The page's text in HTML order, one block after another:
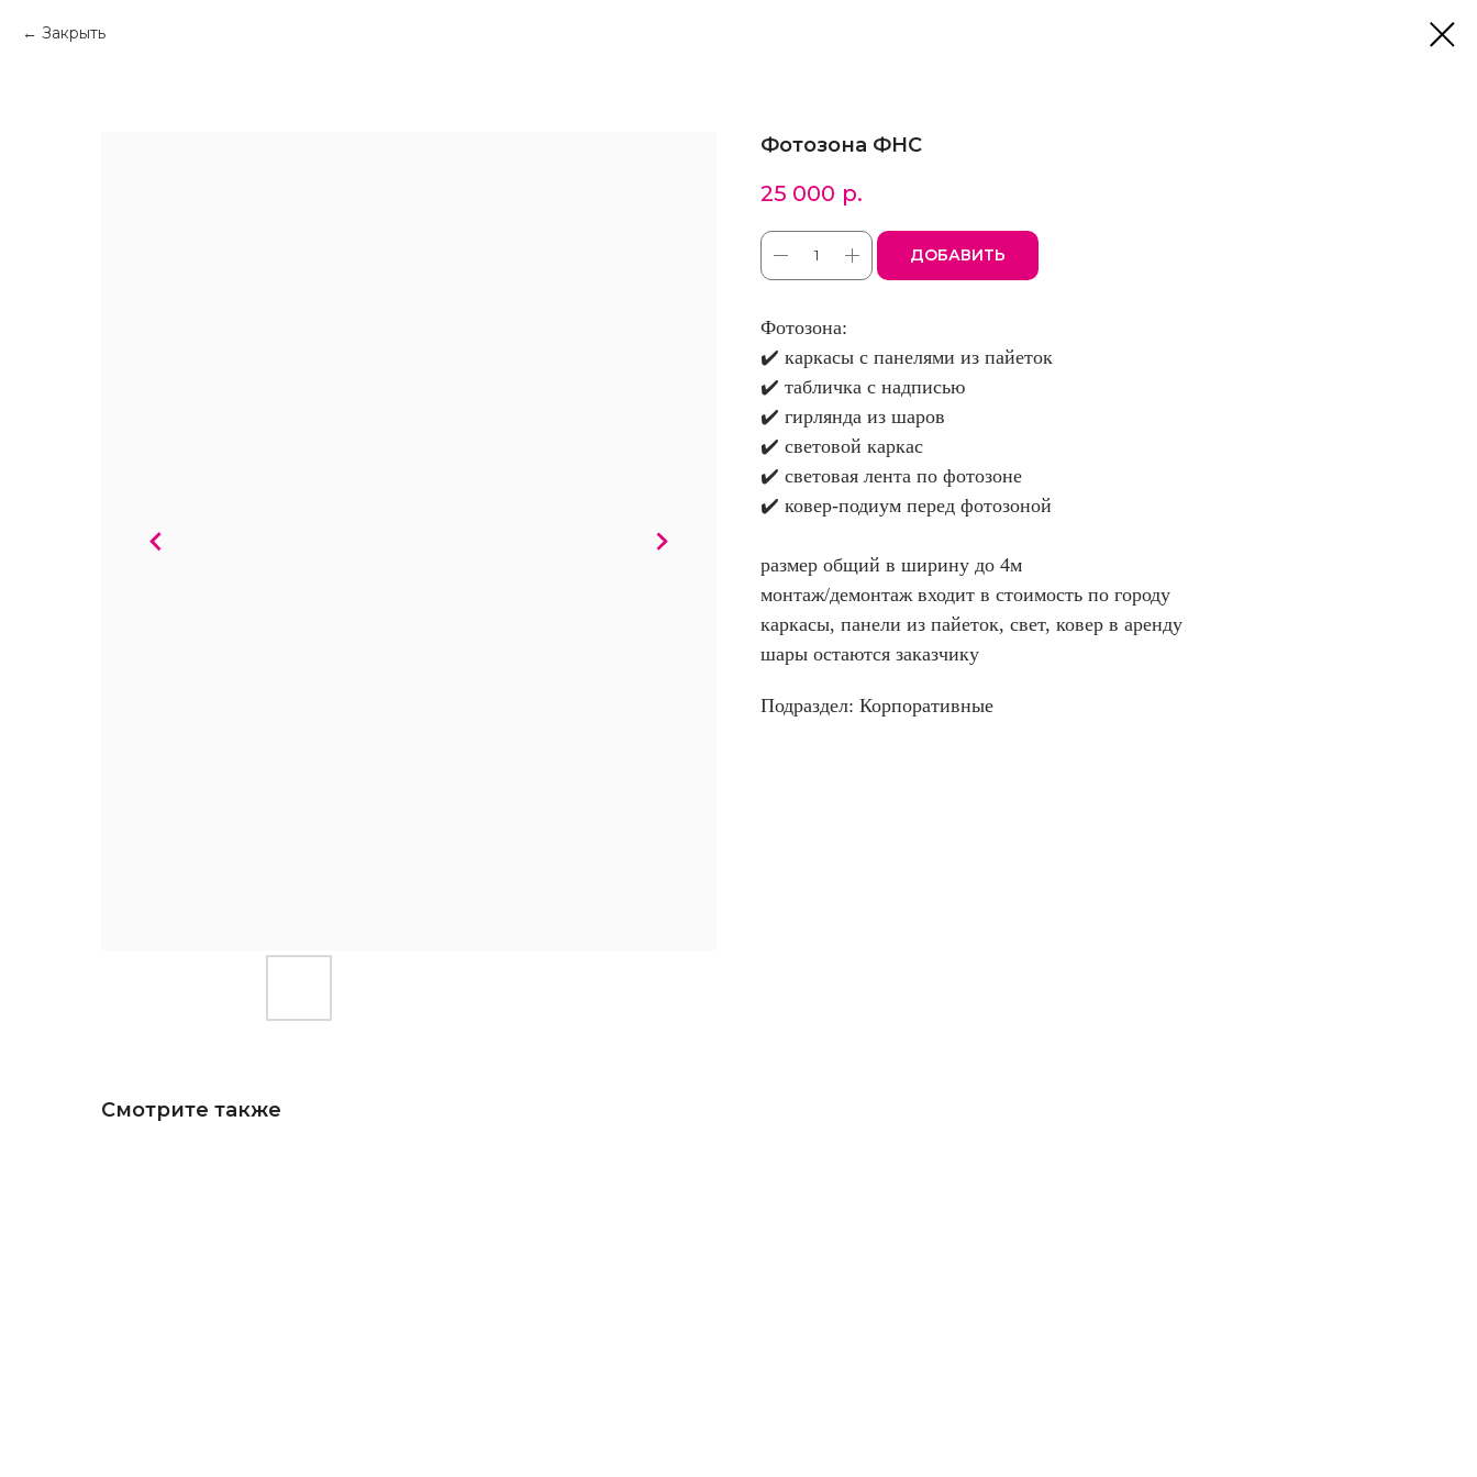
Закрыть
Фотозона ФНС
25 000 р.
ДОБАВИТЬ
Фотозона:
✔️ каркасы с панелями из пайеток
✔️ табличка с надписью
✔️ гирлянда из шаров
✔️ световой каркас
✔️ световая лента по фотозоне
✔️ ковер-подиум перед фотозоной
размер общий в ширину до 4м
монтаж/демонтаж входит в стоимость по городу
каркасы, панели из пайеток, свет, ковер в аренду
шары остаются заказчику
Подраздел: Корпоративные
Смотрите также